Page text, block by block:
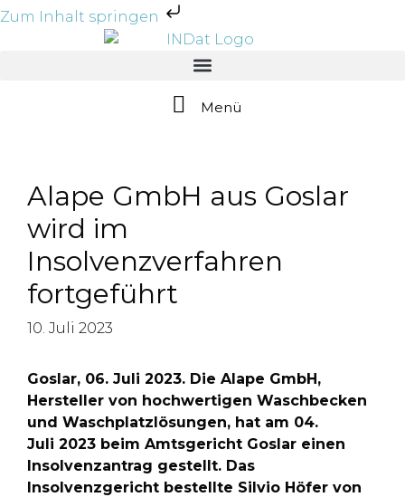
Zum Inhalt springen
Menü
Alape GmbH aus Goslar
wird im
Insolvenzverfahren
fortgeführt
10. Juli 2023
Goslar, 06. Juli 2023. Die Alape GmbH,
Hersteller von hochwertigen Waschbecken
und Waschplatzlösungen, hat am 04.
Juli 2023 beim Amtsgericht Goslar einen
Insolvenzantrag gestellt. Das
Insolvenzgericht bestellte Silvio Höfer von